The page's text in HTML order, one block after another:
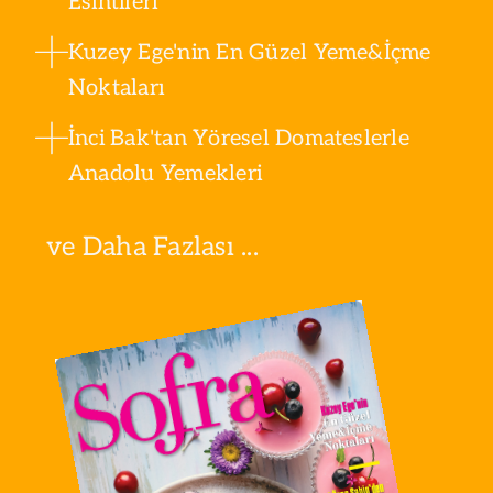
Kuzey Ege'nin En Güzel Yeme&İçme
Noktaları
İnci Bak'tan Yöresel Domateslerle
Anadolu Yemekleri
ve Daha Fazlası ...